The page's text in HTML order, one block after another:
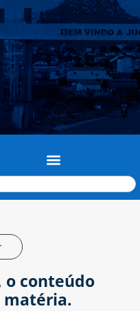
o conteúdo
matéria.